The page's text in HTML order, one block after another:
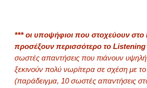
*** οι υποψήφιοι που στοχεύουν
προσέξουν περισσότερο το Listening
σωστές απαντήσεις που πιάνουν
ξεκινούν πολύ νωρίτερα σε σχέση με
(παράδειγμα, 10 σωστές απαντήσεις